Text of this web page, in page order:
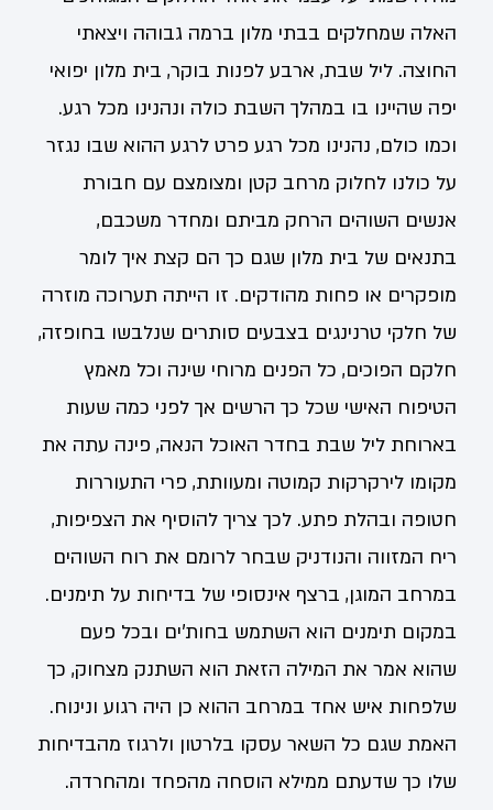
האלה שמחלקים בבתי מלון ברמה גבוהה ויצאתי
החוצה. ליל שבת, ארבע לפנות בוקר, בית מלון יפואי
יפה שהיינו בו במהלך השבת כולה ונהנינו מכל רגע.
וכמו כולם, נהנינו מכל רגע פרט לרגע ההוא שבו נגזר
על כולנו לחלוק מרחב קטן ומצומצם עם חבורת
אנשים השוהים הרחק מביתם ומחדר משכבם,
בתנאים של בית מלון שגם כך הם קצת איך לומר
מופקרים או פחות מהודקים. זו הייתה תערוכה מוזרה
של חלקי טרנינגים בצבעים סותרים שנלבשו בחופזה,
חלקם הפוכים, כל הפנים מרוחי שינה וכל מאמץ
הטיפוח האישי שכל כך הרשים אך לפני כמה שעות
בארוחת ליל שבת בחדר האוכל הנאה, פינה עתה את
מקומו לירקרקות קמוטה ומעוותת, פרי התעוררות
חטופה ובהלת פתע. לכך צריך להוסיף את הצפיפות,
ריח המזווה והנודניק שבחר לרומם את רוח השוהים
במרחב המוגן, ברצף אינסופי של בדיחות על תימנים.
במקום תימנים הוא השתמש בחות'ים ובכל פעם
שהוא אמר את המילה הזאת הוא השתנק מצחוק, כך
שלפחות איש אחד במרחב ההוא כן היה רגוע ונינוח.
האמת שגם כל השאר עסקו בלרטון ולרגוז מהבדיחות
שלו כך שדעתם ממילא הוסחה מהפחד ומהחרדה.